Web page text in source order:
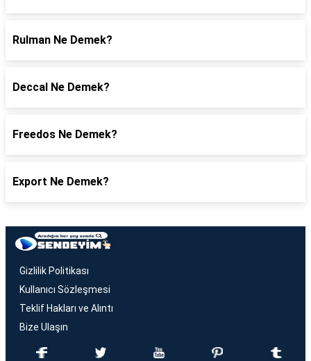
Rulman Ne Demek?
Deccal Ne Demek?
Freedos Ne Demek?
Export Ne Demek?
Gizlilik Politikası
Kullanıcı Sözleşmesi
Teklif Hakları ve Alıntı
Bize Ulaşın